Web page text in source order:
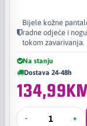
Bijele kožne
radne odjeće i
tokom zavarivanja.
Na stanju
Dostava 24-48h
- +